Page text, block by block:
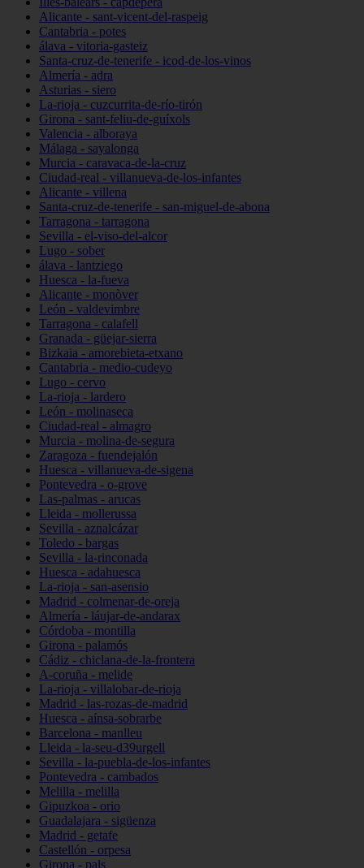
Alicante - sant-vicent-del-raspeig
Cantabria - potes
álava - vitoria-gasteiz
Santa-cruz-de-tenerife - icod-de-los-vinos
Almería - adra
Asturias - siero
La-rioja - cuzcurrita-de-río-tirón
Girona - sant-feliu-de-guíxols
Valencia - alboraya
Málaga - sayalonga
Murcia - caravaca-de-la-cruz
Ciudad-real - villanueva-de-los-infantes
Alicante - villena
Santa-cruz-de-tenerife - san-miguel-de-abona
Tarragona - tarragona
Sevilla - el-viso-del-alcor
Lugo - sober
álava - lantziego
Huesca - la-fueva
Alicante - monòver
León - valdevimbre
Tarragona - calafell
Granada - güejar-sierra
Bizkaia - amorebieta-etxano
Cantabria - medio-cudeyo
Lugo - cervo
La-rioja - lardero
León - molinaseca
Ciudad-real - almagro
Murcia - molina-de-segura
Zaragoza - fuendejalón
Huesca - villanueva-de-sigena
Pontevedra - o-grove
Las-palmas - arucas
Lleida - mollerussa
Sevilla - aznalcázar
Toledo - bargas
Sevilla - la-rinconada
Huesca - adahuesca
La-rioja - san-asensio
Madrid - colmenar-de-oreja
Almería - láujar-de-andarax
Córdoba - montilla
Girona - palamós
Cádiz - chiclana-de-la-frontera
A-coruña - melide
La-rioja - villalobar-de-rioja
Madrid - las-rozas-de-madrid
Huesca - aínsa-sobrarbe
Barcelona - manlleu
Lleida - la-seu-d39urgell
Sevilla - la-puebla-de-los-infantes
Pontevedra - cambados
Melilla - melilla
Gipuzkoa - orio
Guadalajara - sigüenza
Madrid - getafe
Castellón - orpesa
Girona - pals